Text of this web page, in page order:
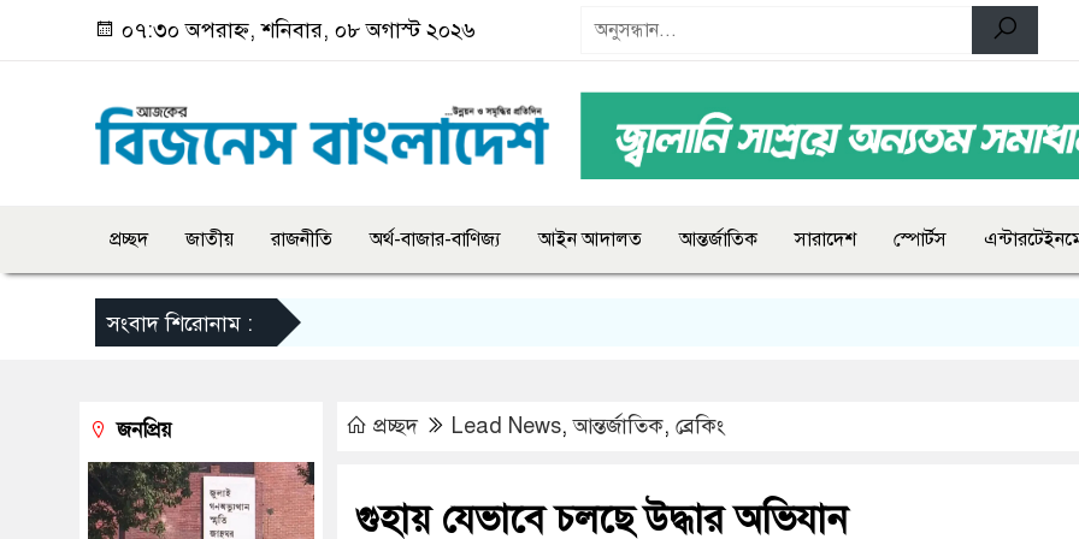
০৭:৩০ অপরাহ্ন, শনিবার, ০৮ অগাস্ট ২০২৬
প্রচ্ছদ জাতীয় রাজনীতি অর্থ-বাজার-বাণিজ্য আইন আদালত আন্তর্জাতিক সারাদেশ স্পোর্টস
সংবাদ শিরোনাম :
প্রচ্ছদ Lead News,আন্তর্জাতিক, ব্রেকিং
গুহায় যেভাবে চলছে উদ্ধার অভিযান
জনপ্রিয়